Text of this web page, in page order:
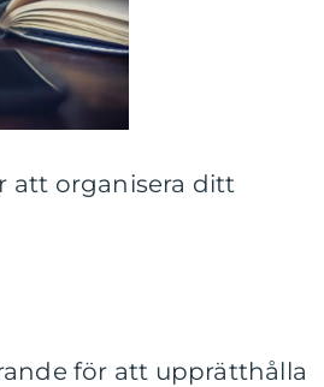
att organisera ditt
för att upprätthålla